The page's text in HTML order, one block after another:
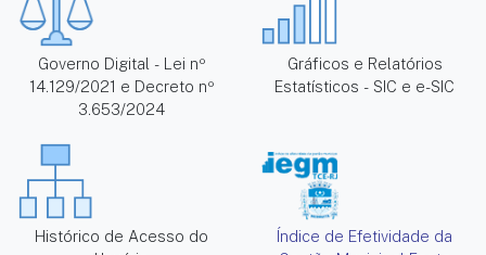
Governo Digital - Lei nº
14.129/2021 e Decreto nº
3.653/2024
Gráficos e Relatórios
Estatísticos - SIC e e-SIC
Histórico de Acesso do
Índice de Efetividade da